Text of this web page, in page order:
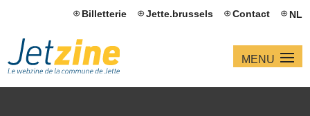
Billetterie Jette.brussels Contact NL